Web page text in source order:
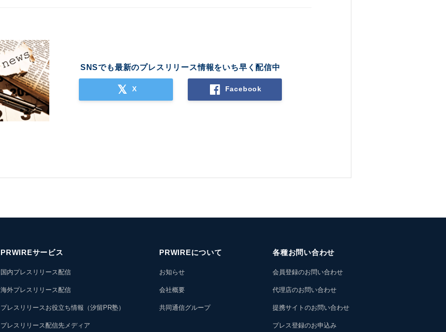
SNSでも最新のプレスリリース情報をいち早く配信中
X Facebook
PRWIREサービス
国内プレスリリース配信
海外プレスリリース配信
プレスリリースお役立ち情報（汐留PR塾）
プレスリリース配信先メディア
PRWIREについて
お知らせ
会社概要
共同通信グループ
各種お問い合わせ
会員登録のお問い合わせ
代理店のお問い合わせ
提携サイトのお問い合わせ
プレス登録のお申込み